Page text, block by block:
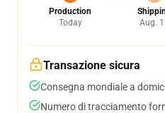
Production
Today
Aug.
Transazione sicura
Consegna mondiale a
Numero di tracciamento